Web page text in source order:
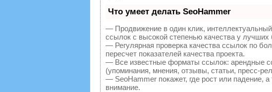
Что умеет делать SeoHammer
— Продвижение в один клик,
ссылок с высокой степенью качества у
— Регулярная проверка качества ссылок по
пересчет показателей качества проекта.
— Все известные форматы ссылок: арендные
(упоминания, мнения, отзывы, статьи, пресс-
— SeoHammer покажет, где рост или падение,
внимание.